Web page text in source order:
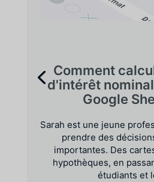
Comment
d'intérêt
Google
Sarah est une jeune
prendre des
importantes. Des
hypothèques, en
étudiants et